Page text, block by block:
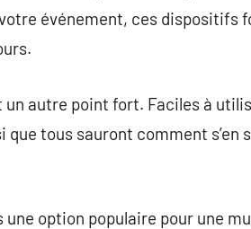
événement, ces dispositifs
autre point fort. Faciles à
tous sauront comment s’en
option populaire pour une